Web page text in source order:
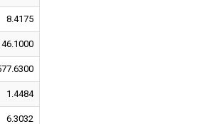
8.4175
1.4484
6.3032